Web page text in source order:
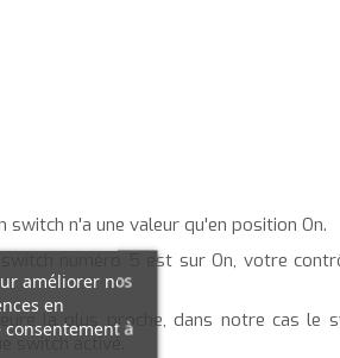
n'a une valeur qu'en position On.
numéro 5 est sur On, votre
la plus proche, dans notre cas le
switch activé.
améliorer nos
en
à